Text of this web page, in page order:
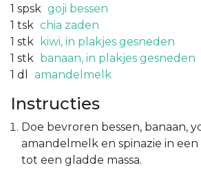
1 spsk goji bessen
1 tsk chia zaden
1 stk
kiwi, in plakjes gesneden
1 stk banaan, in plakjes gesneden
1 dl amandelmelk
Instructies
Doe bevroren bessen, banaan,
amandelmelk en spinazie in
tot een gladde massa.